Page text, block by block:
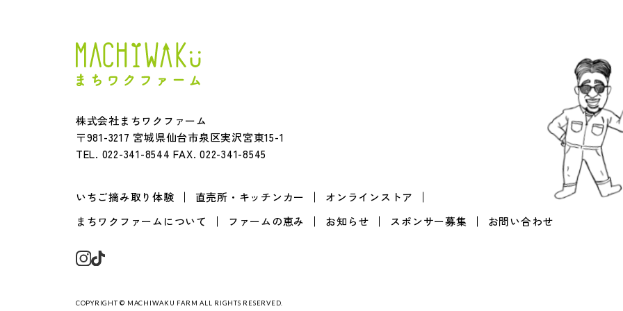
株式会社まちワクファーム
〒981-3217 宮城県仙台市泉区実沢宮東15-1
TEL. 022-341-8544 FAX. 022-341-8545
いちご摘み取り体験 直売所・キッチンカー
オンラインストア
まちワクファームについて
ファームの恵み お知らせ スポンサー募集 お問い合わせ
COPYRIGHT © MACHIWAKU FARM ALL RIGHTS RESERVED.